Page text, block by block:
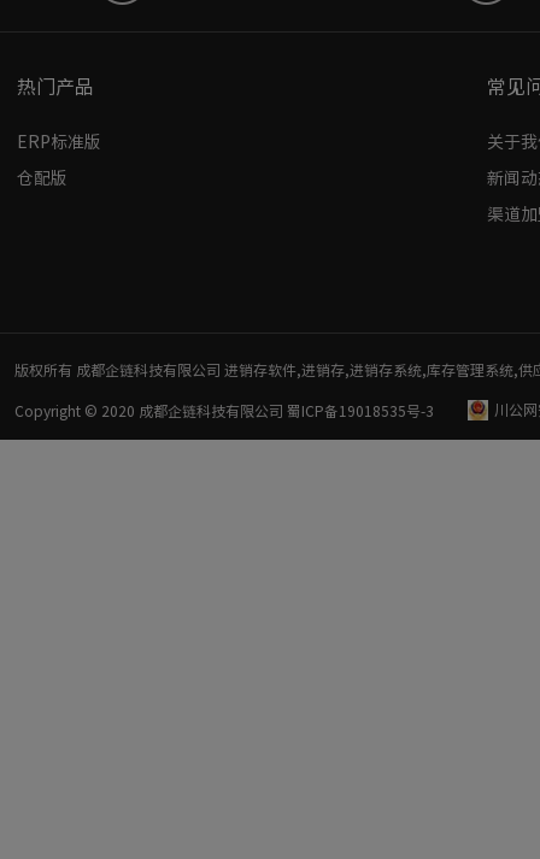
热门产品
ERP标准版
仓配版
常见
关于
新闻
渠道
版权所有 成都企链科技有限公司 进销存软件,进销存,进销存系统,库存管理系统,
Copyright © 2020 成都企链科技有限公司 蜀ICP备19018535号-3 川公